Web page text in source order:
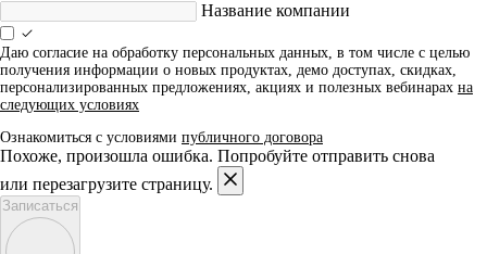
Название компании
Даю согласие на обработку персональных данных, в том числе с целью
получения информации о новых продуктах, демо доступах, скидках,
персонализированных предложениях, акциях и полезных вебинарах на
следующих условиях
Ознакомиться с условиями публичного договора
Похоже, произошла ошибка. Попробуйте отправить снова
или перезагрузите страницу.
Записаться